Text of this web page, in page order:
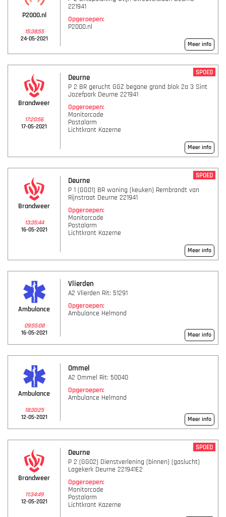
P2000.nl
15:38:55
24-05-2021
221941
Opgeroepen:
P2000.nl
Meer info
Brandweer
17:20:56
17-05-2021
Deurne
SPOED
P 2 BR gerucht GGZ begane grond blok 2a 3 Sint
Jozefpark Deurne 221941
Opgeroepen:
Monitorcode
Postalarm
Lichtkrant Kazerne
Meer info
Brandweer
13:35:44
16-05-2021
Deurne
SPOED
P 1 (GG01) BR woning (keuken) Rembrandt van
Rijnstraat Deurne 221941
Opgeroepen:
Monitorcode
Postalarm
Lichtkrant Kazerne
Meer info
Ambulance
09:55:08
16-05-2021
Vlierden
A2 Vlierden Rit: 51291
Opgeroepen:
Ambulance Helmond
Meer info
Ambulance
18:30:25
12-05-2021
Ommel
A2 Ommel Rit: 50040
Opgeroepen:
Ambulance Helmond
Meer info
Brandweer
11:34:49
12-05-2021
Deurne
SPOED
P 2 (GG02) Dienstverlening (binnen) (gaslucht)
Lagekerk Deurne 221941E2
Opgeroepen:
Monitorcode
Postalarm
Lichtkrant Kazerne